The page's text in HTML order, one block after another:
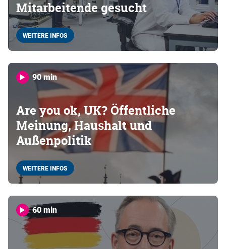
Mitarbeitende gesucht
WEITERE INFOS
90 min
Are you ok, UK? Öffentliche
Meinung, Haushalt und
Außenpolitik
WEITERE INFOS
60 min